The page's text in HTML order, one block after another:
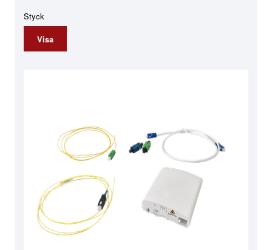
Styck
Visa